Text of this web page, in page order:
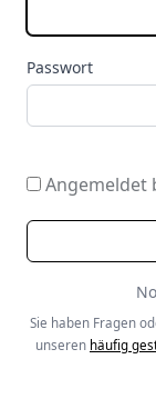
Passwort
Angemeldet
Sie haben Fragen
unseren häufig